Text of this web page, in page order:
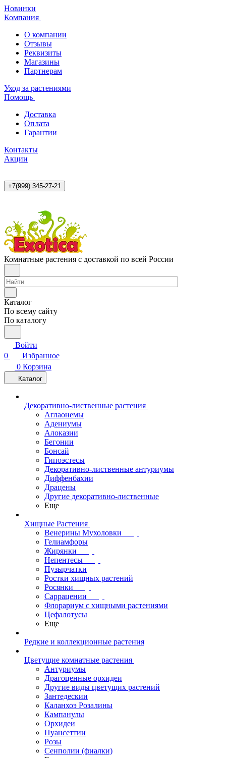
Новинки
Компания
О компании
Отзывы
Реквизиты
Магазины
Партнерам
Уход за растениями
Помощь
Доставка
Оплата
Гарантии
Контакты
Акции
+7(999) 345-27-21
Комнатные растения с доставкой по всей России
Каталог
По всему сайту
По каталогу
Войти
0
Избранное
0 Корзина
Каталог
Декоративно-лиственные растения
Аглаонемы
Адениумы
Алоказии
Бегонии
Бонсай
Гипоэстесы
Декоративно-лиственные антуриумы
Диффенбахии
Драцены
Другие декоративно-лиственные
Еще
Хищные Растения
Венерины Мухоловки
Гелиамфоры
Жирянки
Непентесы
Пузырчатки
Ростки хищных растений
Росянки
Саррацении
Флорариум с хищными растениями
Цефалотусы
Еще
Редкие и коллекционные растения
Цветущие комнатные растения
Антуриумы
Драгоценные орхидеи
Другие виды цветущих растений
Зантедескии
Каланхоэ Розалины
Кампанулы
Орхидеи
Пуансеттии
Розы
Сенполии (фиалки)